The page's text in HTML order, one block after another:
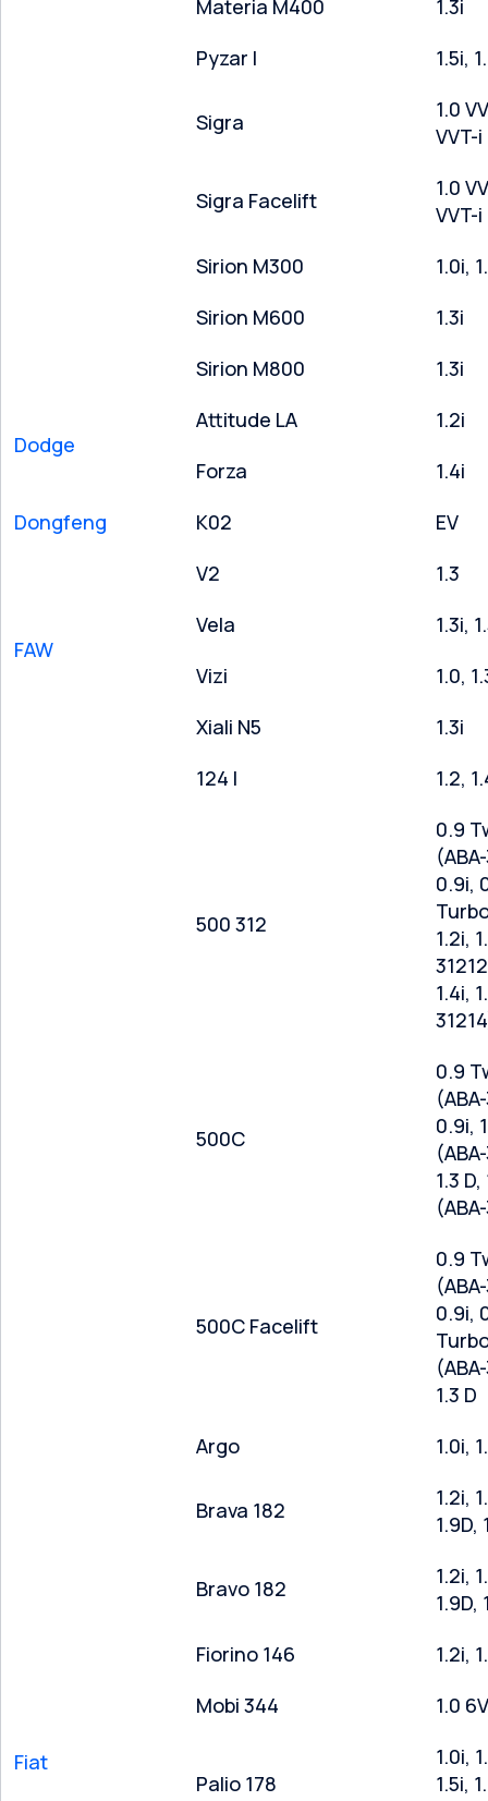
Materia M400
1.3i
Pyzar l
1.5i,
Sigra
1.0
VVT-i
Sigra Facelift
1.0
VVT-i
Sirion M300
1.0i,
Sirion M600
1.3i
Sirion M800
1.3i
Dodge
Attitude LA
1.2i
Forza
1.4i
Dongfeng
K02 EV
FAW
V2
1.3
Vela
1.3i,
Vizi
1.0,
Xiali N5
1.3i
Fiat
124 I 1.2,
500 312
0.9
0.9i,
1.2i,
1.4i,
500C
0.9
0.9i,
1.3
500C Facelift
0.9
0.9i,
1.3 D
Argo
1.0i,
Brava 182
1.2i,
1.9D,
Bravo 182
1.2i,
1.9D,
Fiorino 146
1.2i,
Mobi 344
1.0
Palio 178
1.0i,
1.5i,